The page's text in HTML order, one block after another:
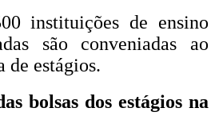
instituições de ensino
são conveniadas ao
de estágios.
bolsas dos estágios na